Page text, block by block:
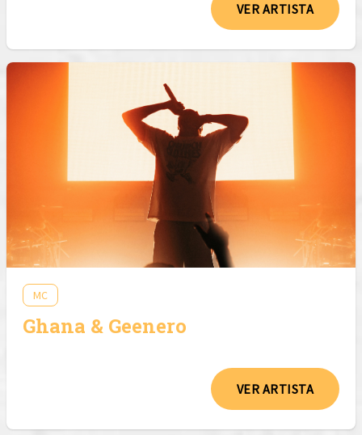
VER ARTISTA
MC
Ghana & Geenero
VER ARTISTA